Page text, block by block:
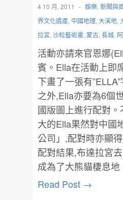
4 10 月, 2011 - 娛樂, 新聞與
界文化遺產, 中國地理, 大溪地,
拉宮, 沙粒藝術畫, 蒙古, 長城,
活動亦請來官恩娜
賓。Ella在活動上即
下畫了一張有
之外,Ella亦要為6個
國版圖上進行配對
大的Ella果然對中國
公司」,配對時亦顯
配對結果,布達拉宮
成為了大熊貓棲息地
Read Post →